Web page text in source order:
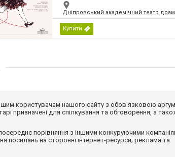
Дніпровський академічний театр
Купити
користувачам нашого сайту з обов'язковою
призначені для спілкування та обговорення, а
порівняння з іншими конкуруючими
посилань на сторонні інтернет-ресурси; реклама та